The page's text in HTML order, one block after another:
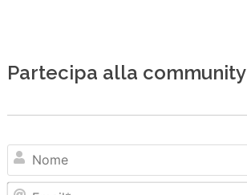
Partecipa alla community